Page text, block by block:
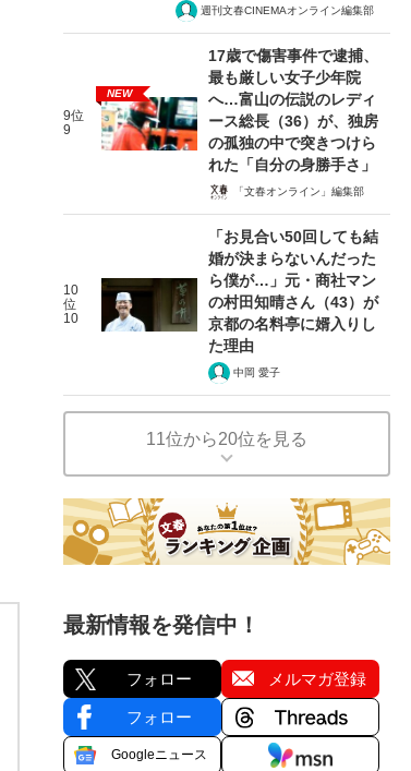
週刊文春CINEMAオンライン編集部
9位
9
NEW
17歳で傷害事件で逮捕、
最も厳しい女子少年院
へ…富山の伝説のレディ
ース総長（36）が、独房
の孤独の中で突きつけら
れた「自分の身勝手さ」
「文春オンライン」編集部
10
位
10
「お見合い50回しても結
婚が決まらないんだった
ら僕が…」元・商社マン
の村田知晴さん（43）が
京都の名料亭に婿入りし
た理由
中岡 愛子
11位から20位を見る
最新情報を発信中！
フォロー メルマガ登録
フォロー
Googleニュース